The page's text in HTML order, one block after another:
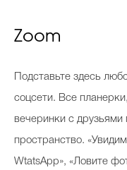
Zoom
Подставьте здесь
соцсети. Все
вечеринки с друзьями
пространство.
WtatsApp», «Ловите